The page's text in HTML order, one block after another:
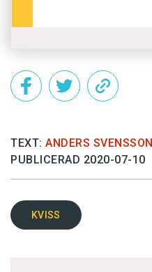
TEXT: ANDERS SVENSSON
PUBLICERAD 2020-07-10
KVISS